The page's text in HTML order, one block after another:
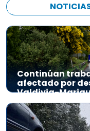
Continúan
afectado por
Valdivia-